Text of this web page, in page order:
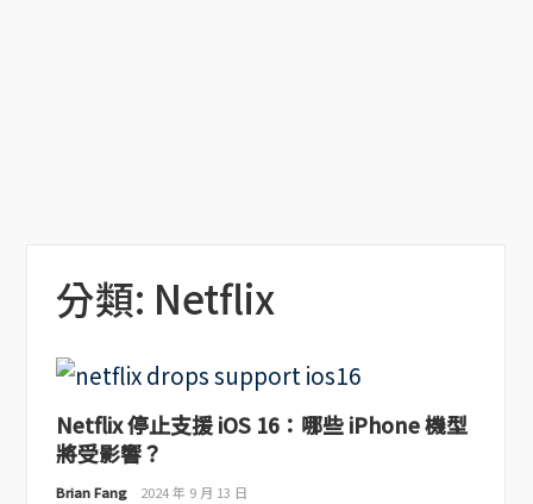
分類: Netflix
Netflix 停止支援 iOS 16：哪些 iPhone 機型
將受影響？
Brian Fang 2024 年 9 月 13 日